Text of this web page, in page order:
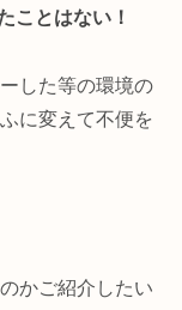
ことはない！
した等の環境の
に変えて不便を
かご紹介したい